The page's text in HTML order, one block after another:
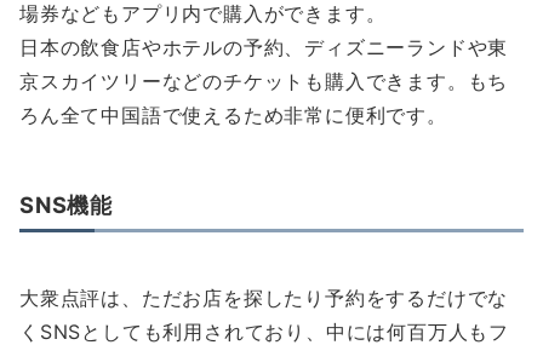
場券などもアプリ内で購入ができます。
日本の飲食店やホテルの予約、ディズニーランドや東
京スカイツリーなどのチケットも購入できます。もち
ろん全て中国語で使えるため非常に便利です。
SNS機能
大衆点評は、ただお店を探したり予約をするだけでな
くSNSとしても利用されており、中には何百万人もフ